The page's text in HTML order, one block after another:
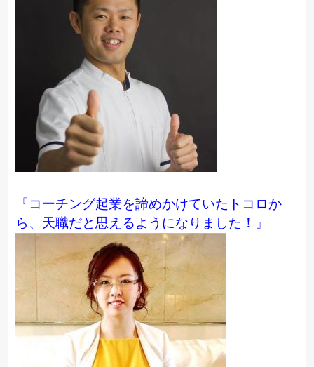
『コーチング起業を諦めかけていたトコロか
ら、天職だと思えるようになりました！』